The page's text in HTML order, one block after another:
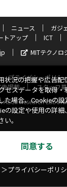
ニュース ガジ
トアップ ICT
MITテクノロ
プライバシーポリシ
掲載 スタッフ
ASCII Research
状況の把握や広告配
セスデータを取得・
た場合、Cookieの設
の設定や使用の詳
い。
同意する
＞プライバシーポリ